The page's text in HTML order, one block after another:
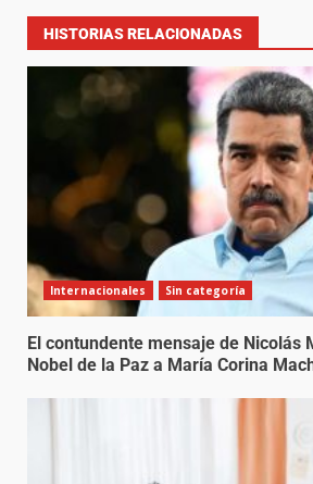
HISTORIAS RELACIONADAS
Internacionales Sin categoría
El contundente mensaje de Nicolás
Nobel de la Paz a María Corina